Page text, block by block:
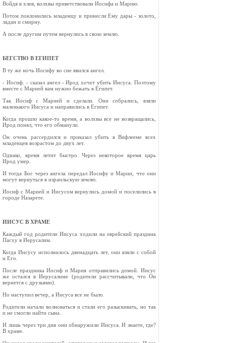
Войдя в хлев, волхвы приветствовали Иосифа и Марию.
Потом поклонились младенцу и принесли Ему дары - золото,
ладан и смирну.
А после другим путем вернулись в свою землю.
БЕГСТВО В ЕГИПЕТ
В ту же ночь Иосифу во сне явился ангел.
- Иосиф. - сказал ангел - Ирод хочет убить Иисуса. Поэтому
вместе с Марией вам нужно бежать в Египет.
Так Иосиф с Марией и сделали. Они собрались, взяли
маленького Иисуса и направились в Египет.
Когда прошло какое-то время, а волхвы все не возвращались,
Ирод понял, что его обманули.
Он очень рассердился и приказал убить в Вифлееме всех
младенцев возрастом до двух лет.
Однако, время летит быстро. Через некоторое время царь
Ирод умер.
И тогда Бог через ангела передал Иосифу и Марии, что они
могут вернуться в израильскую землю.
Иосиф с Марией и Иисусом вернулись домой и поселились в
городе Назарете.
ИИСУС В ХРАМЕ
Каждый год родители Иисуса ходили на еврейский праздник
Пасху в Иерусалим.
Когда Иисусу исполнилось двенадцать лет, они взяли с собой
и Его.
После праздника Иосиф и Мария отправились домой. Иисус
же остался в Иерусалиме (родители рассчитывали, что Он
вернется с друзьями).
Но наступил вечер, а Иисуса все не было.
Родители начали волноваться и стали его разыскивать, но так
и не смогли найти сына.
И лишь через три дня они обнаружили Иисуса. И знаете, где?
В храме.